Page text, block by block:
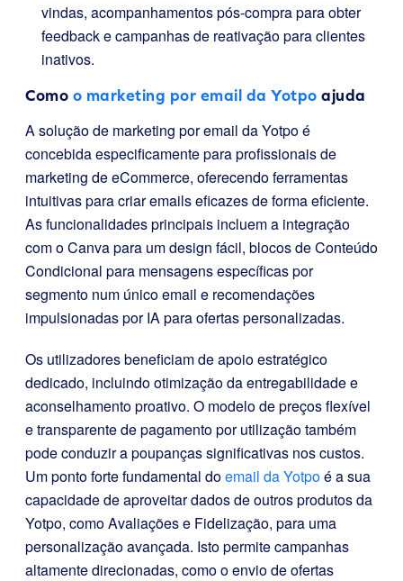
vindas, acompanhamentos pós-compra para obter
feedback e campanhas de reativação para clientes
inativos.
Como o marketing por email da Yotpo ajuda
A solução de marketing por email da Yotpo é
concebida especificamente para profissionais de
marketing de eCommerce, oferecendo ferramentas
intuitivas para criar emails eficazes de forma eficiente.
As funcionalidades principais incluem a integração
com o Canva para um design fácil, blocos de Conteúdo
Condicional para mensagens específicas por
segmento num único email e recomendações
impulsionadas por IA para ofertas personalizadas.
Os utilizadores beneficiam de apoio estratégico
dedicado, incluindo otimização da entregabilidade e
aconselhamento proativo. O modelo de preços flexível
e transparente de pagamento por utilização também
pode conduzir a poupanças significativas nos custos.
Um ponto forte fundamental doemail da Yotpoé a sua
capacidade de aproveitar dados de outros produtos da
Yotpo, como Avaliações e Fidelização, para uma
personalização avançada. Isto permite campanhas
altamente direcionadas, como o envio de ofertas